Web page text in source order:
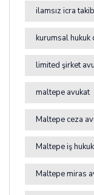
ilamsız icra
kurumsal hukuk
limited şirket
maltepe avukat
Maltepe ceza
Maltepe iş
Maltepe miras